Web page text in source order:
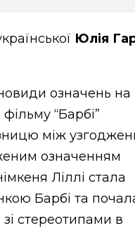
Юлія
означень на
“Барбі”
між
означенням
Ліллі стала
Барбі та
стереотипами в